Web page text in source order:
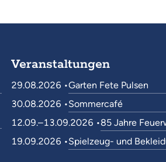
Veranstaltungen
29.08.2026 •Garten Fete Pulsen
30.08.2026 •Sommercafé
12.09.–13.09.2026 •85 Jahre
19.09.2026 •Spielzeug- und